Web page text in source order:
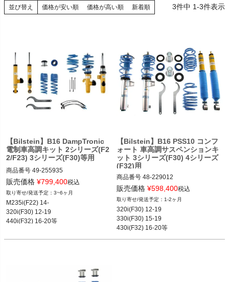
並び替え 価格が安い順 価格が高い順 新着順 3件中 1-3件表示
【Bilstein】B16 DampTronic
電制車高調キット 2シリーズ(F2
2/F23) 3シリーズ(F30)等用
商品番号 49-255935
49-255935
販売価格 ¥799,400税込
3~6ヶ月
M235i(F22) 14-
320i(F30) 12-19
440i(F32) 16-20等
【Bilstein】B16 PSS10 コンフ
ォート 車高調サスペンションキ
ット 3シリーズ(F30) 4シリーズ
(F32)用
商品番号 48-229012
48-229012
2T14：bil48-229012
販売価格 ¥598,400税込
1-2ヶ月
320i(F30) 12-19
330i(F30) 15-19
430i(F32) 16-20等